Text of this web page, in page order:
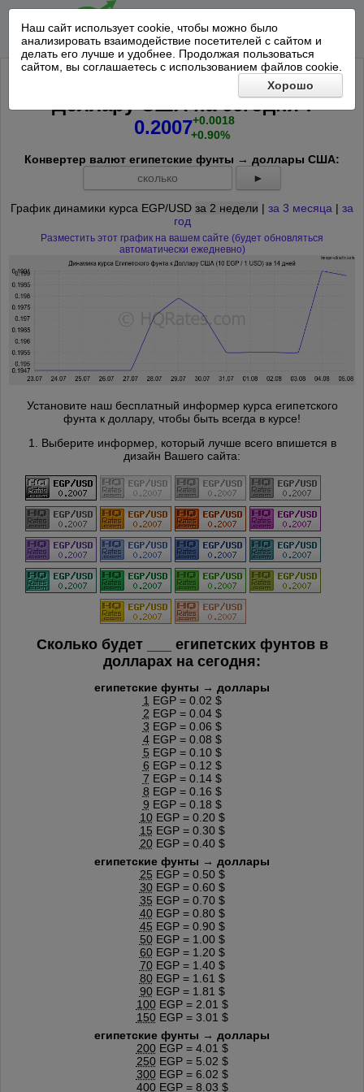
Наш сайт использует cookie, чтобы можно было
анализировать взаимодействие посетителей с сайтом и
делать его лучше и удобнее. Продолжая пользоваться
сайтом, вы соглашаетесь с использованием файлов cookie.
Хорошо
Курс 10 Египетский фунт к
Доллару США насегодня*:
0.2007+0.0018
+0.90%
Конвертер валют египетские фунты → доллары США:
►
График динамики курса EGP/USD за 2 недели | за 3 месяца | за
год
Разместить этот график на вашем сайте (будет обновляться
автоматически ежедневно)
Установите наш бесплатный информер курса египетского
фунта к доллару, чтобы быть всегда в курсе!
1. Выберите информер, который лучше всего впишется в
дизайн Вашего сайта:
Сколько будет
египетских фунтов в
долларах на сегодня:
египетские фунты → доллары
1 EGP = 0.02 $
2 EGP = 0.04 $
3 EGP = 0.06 $
4EGP = 0.08 $
5 EGP = 0.10 $
6 EGP = 0.12 $
7 EGP = 0.14 $
8 EGP = 0.16 $
9 EGP = 0.18 $
10EGP = 0.20 $
15 EGP = 0.30 $
20EGP = 0.40 $
египетские фунты → доллары
25 EGP = 0.50 $
30EGP = 0.60 $
35 EGP = 0.70 $
40EGP = 0.80 $
45 EGP = 0.90 $
50EGP = 1.00 $
60EGP = 1.20 $
70EGP = 1.40 $
80EGP = 1.61 $
90EGP = 1.81 $
100EGP = 2.01 $
150EGP = 3.01 $
египетские фунты → доллары
200EGP = 4.01 $
250EGP = 5.02 $
300EGP = 6.02 $
400EGP = 8.03 $